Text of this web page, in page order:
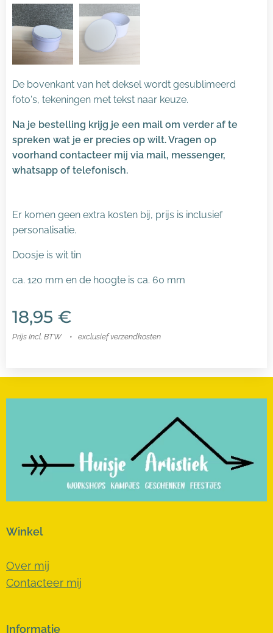
De bovenkant van het deksel wordt gesublimeerd
foto's, tekeningen met tekst naar keuze.
Na je bestelling krijg je een mail om verder af te
spreken wat je er precies op wilt. Vragen op
voorhand contacteer mij via mail, messenger,
whatsapp of telefonisch.
Er komen geen extra kosten bij, prijs is inclusief
personalisatie.
Doosje is wit tin
ca. 120 mm en de hoogte is ca. 60 mm
18,95 €
Prijs Incl. BTW exclusief verzendkosten
Winkel
Over mij
Contacteer mij
Informatie